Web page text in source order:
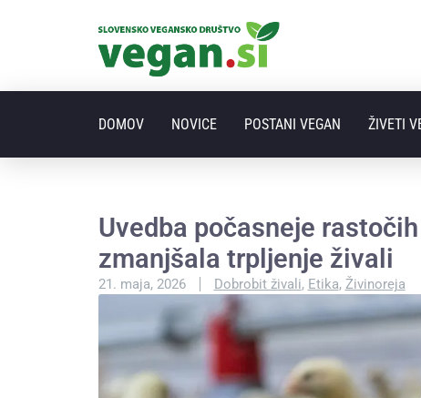
DOMOV NOVICE POSTANI VEGAN ŽIVETI
Uvedba počasneje
zmanjšala trpljenje živali
21. maja, 2026 Dobrobit živali, Etika, Živinoreja